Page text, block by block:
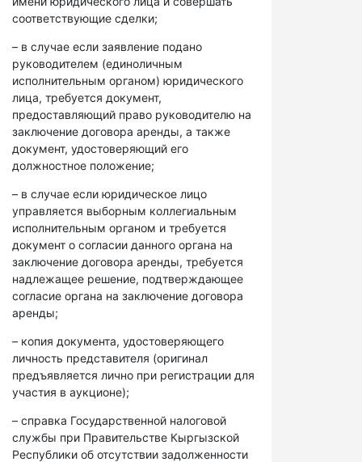
соответствующие сделки;
– в случае если заявление подано
руководителем (единоличным
исполнительным органом) юридического
лица, требуется документ,
предоставляющий право руководителю на
заключение договора аренды, а также
документ, удостоверяющий его
должностное положение;
– в случае если юридическое лицо
управляется выборным коллегиальным
исполнительным органом и требуется
документ о согласии данного органа на
заключение договора аренды, требуется
надлежащее решение, подтверждающее
согласие органа на заключение договора
аренды;
– копия документа, удостоверяющего
личность представителя (оригинал
предъявляется лично при регистрации для
участия в аукционе);
– справка Государственной налоговой
службы при Правительстве Кыргызской
Республики об отсутствии задолженности